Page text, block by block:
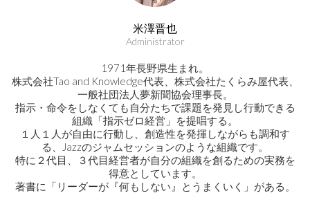
米澤晋也
Administrator
1971年長野県生まれ。
株式会社Tao and Knowledge代表、株式会社たくらみ屋代表、
一般社団法人夢新聞協会理事長。
指示・命令をしなくても自分たちで課題を発見し行動できる
組織「指示ゼロ経営」を提唱する。
１人１人が自由に行動し、創造性を発揮しながらも調和す
る、Jazzのジャムセッションのような組織です。
特に２代目、３代目経営者が自分の組織を創るための実務を
得意としています。
著書に「リーダーが『何もしない』とうまくいく」がある。